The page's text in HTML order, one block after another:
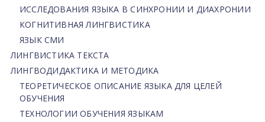
ИССЛЕДОВАНИЯ ЯЗЫКА В СИНХРОНИИ И ДИАХРОНИИ
КОГНИТИВНАЯ ЛИНГВИСТИКА
ЯЗЫК СМИ
ЛИНГВИСТИКА ТЕКСТА
ЛИНГВОДИДАКТИКА И МЕТОДИКА
ТЕОРЕТИЧЕСКОЕ ОПИСАНИЕ ЯЗЫКА ДЛЯ ЦЕЛЕЙ
ОБУЧЕНИЯ
ТЕХНОЛОГИИ ОБУЧЕНИЯ ЯЗЫКАМ